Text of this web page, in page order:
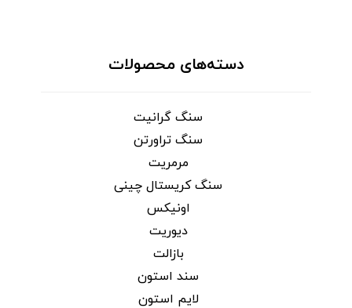
دسته‌های محصولات
سنگ گرانیت
سنگ تراورتن
مرمریت
سنگ کریستال چینی
اونیکس
دیوریت
بازالت
سند استون
لایم استون